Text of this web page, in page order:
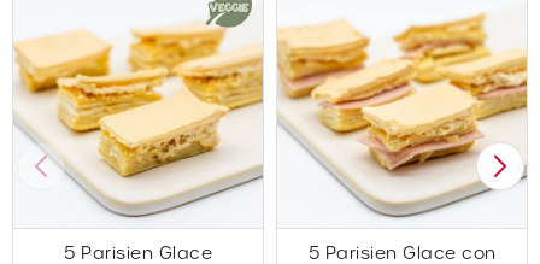
5 Parisien Glace
5 Parisien Glace con